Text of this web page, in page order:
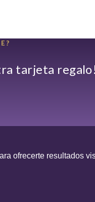
tarjeta
ofrecerte resultados